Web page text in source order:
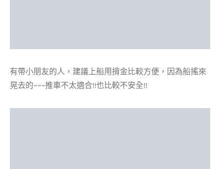
有帶小朋友的人，建議上船用揹金比較方便，因為船搖來
晃去的~~~推車不太適合!!也比較不安全!!